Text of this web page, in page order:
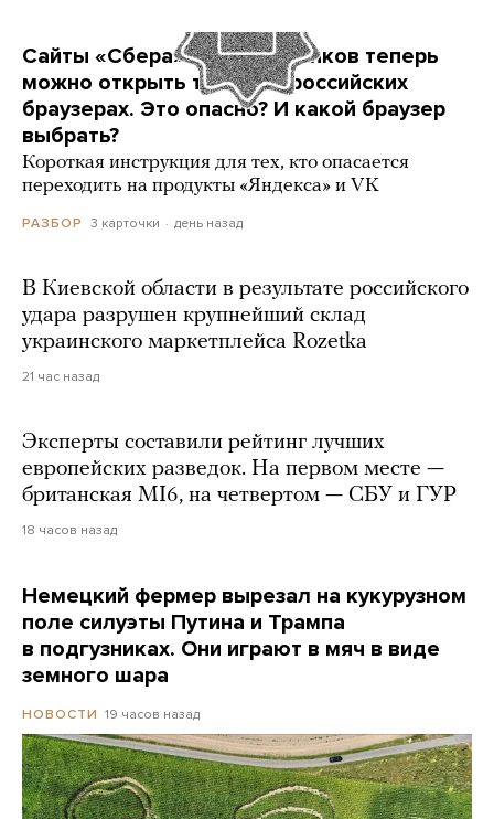
Сайты «Сбера» и других банков теперь
можно открыть только в российских
браузерах. Это опасно? И какой браузер
выбрать?
Короткая инструкция для тех, кто опасается
переходить на продукты «Яндекса» и VK
РАЗБОР 3 карточки день назад
В Киевской области в результате российского
удара разрушен крупнейший склад
украинского маркетплейса Rozetka
21 час назад
Эксперты составили рейтинг лучших
европейских разведок. На первом месте —
британская MI6, на четвертом — СБУ и ГУР
18 часов назад
Немецкий фермер вырезал на кукурузном
поле силуэты Путина и Трампа
в подгузниках. Они играют в мяч в виде
земного шара
НОВОСТИ 19 часов назад